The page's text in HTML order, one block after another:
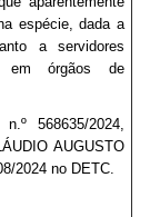
espécie, dada a
a servidores
em órgãos de
568635/2024,
AUGUSTO
2024 no DETC.